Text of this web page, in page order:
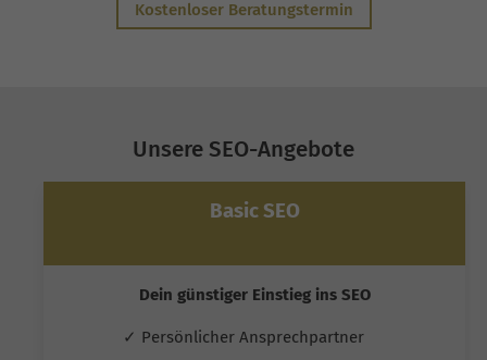
Kostenloser Beratungstermin
Unsere SEO-Angebote
Basic SEO
Dein günstiger Einstieg ins SEO
✓ Persönlicher Ansprechpartner